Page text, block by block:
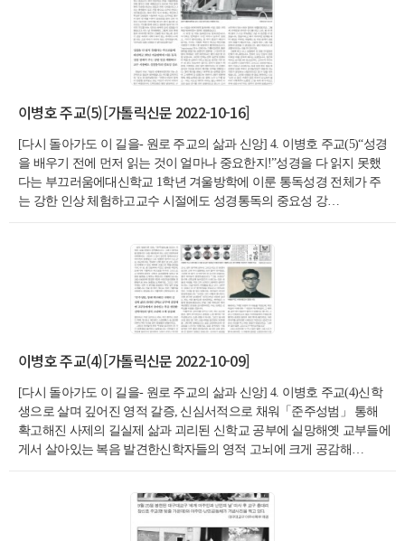
이병호 주교(5)[가톨릭신문 2022-10-16]
[다시 돌아가도 이 길을- 원로 주교의 삶과 신앙] 4. 이병호 주교(5)“성경
을 배우기 전에 먼저 읽는 것이 얼마나 중요한지!”성경을 다 읽지 못했
다는 부끄러움에대신학교 1학년 겨울방학에 이룬 통독성경 전체가 주
는 강한 인상 체험하고교수 시절에도 성경통독의 중요성 강…
이병호 주교(4)[가톨릭신문 2022-10-09]
[다시 돌아가도 이 길을- 원로 주교의 삶과 신앙] 4. 이병호 주교(4)신학
생으로 살며 깊어진 영적 갈증, 신심서적으로 채워「준주성범」 통해
확고해진 사제의 길실제 삶과 괴리된 신학교 공부에 실망해옛 교부들에
게서 살아있는 복음 발견한신학자들의 영적 고뇌에 크게 공감해…